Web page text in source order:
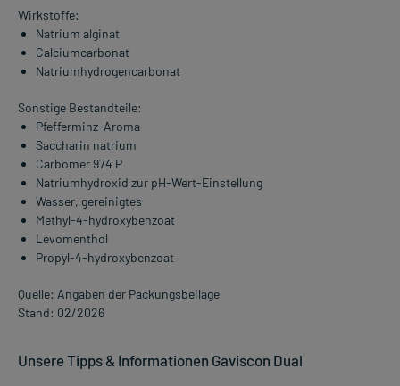
Wirkstoffe:
Natrium alginat
Calciumcarbonat
Natriumhydrogencarbonat
Sonstige Bestandteile:
Pfefferminz-Aroma
Saccharin natrium
Carbomer 974 P
Natriumhydroxid zur pH-Wert-Einstellung
Wasser, gereinigtes
Methyl-4-hydroxybenzoat
Levomenthol
Propyl-4-hydroxybenzoat
Quelle: Angaben der Packungsbeilage
Stand: 02/2026
Unsere Tipps & Informationen Gaviscon Dual